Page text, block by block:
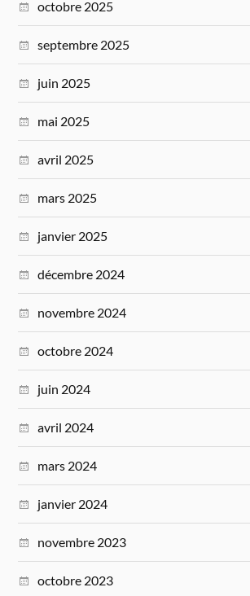
octobre 2025
septembre 2025
juin 2025
mai 2025
avril 2025
mars 2025
janvier 2025
décembre 2024
novembre 2024
octobre 2024
juin 2024
avril 2024
mars 2024
janvier 2024
novembre 2023
octobre 2023